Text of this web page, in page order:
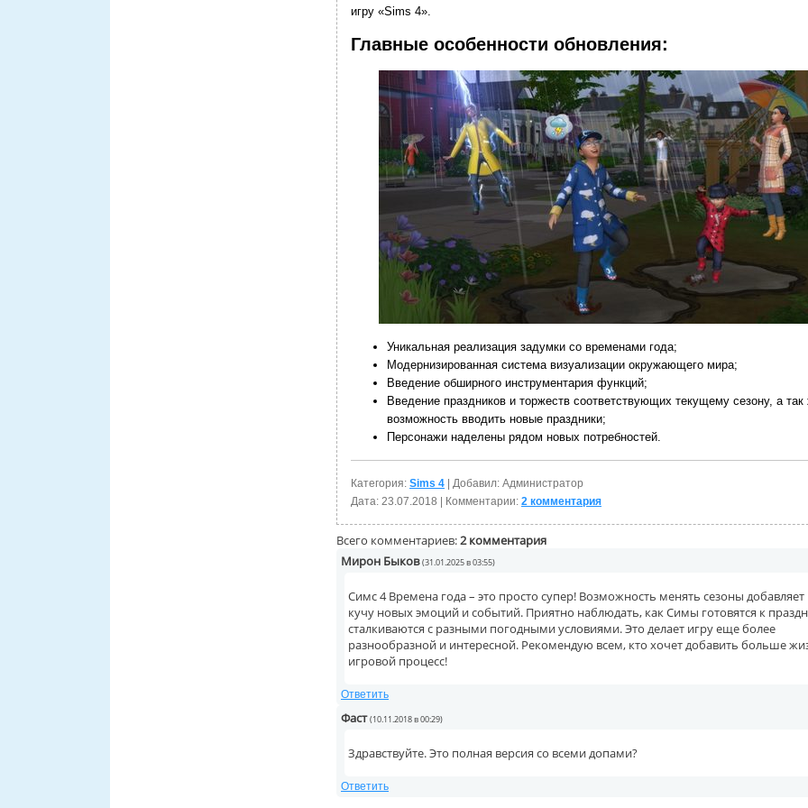
игру «Sims 4».
Главные особенности обновления:
Уникальная реализация задумки со временами года;
Модернизированная система визуализации окружающего мира;
Введение обширного инструментария функций;
Введение праздников и торжеств соответствующих текущему сезону, а так
возможность вводить новые праздники;
Персонажи наделены рядом новых потребностей.
Категория: Sims 4 | Добавил: Администратор
Дата: 23.07.2018 | Комментарии: 2 комментария
Всего комментариев:2 комментария
Мирон Быков (31.01.2025 в 03:55)
Симс 4 Времена года – это просто супер! Возможность менять сезоны добавляет
кучу новых эмоций и событий. Приятно наблюдать, как Симы готовятся к
сталкиваются с разными погодными условиями. Это делает игру еще более
разнообразной и интересной. Рекомендую всем, кто хочет добавить больше
игровой процесс!
Ответить
Фаст (10.11.2018 в 00:29)
Здравствуйте. Это полная версия со всеми допами?
Ответить